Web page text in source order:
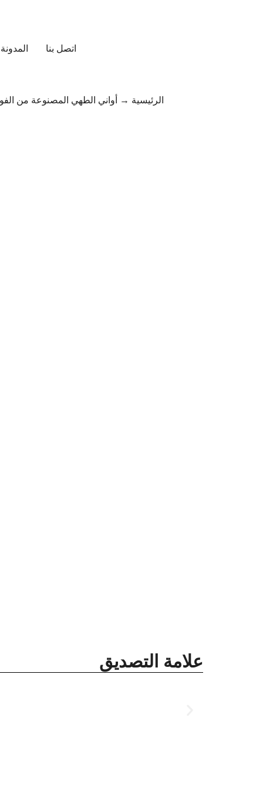
المدونة اتصل بنا
الرئيسية → أواني الطهي المصنوعة من
علامة التصديق